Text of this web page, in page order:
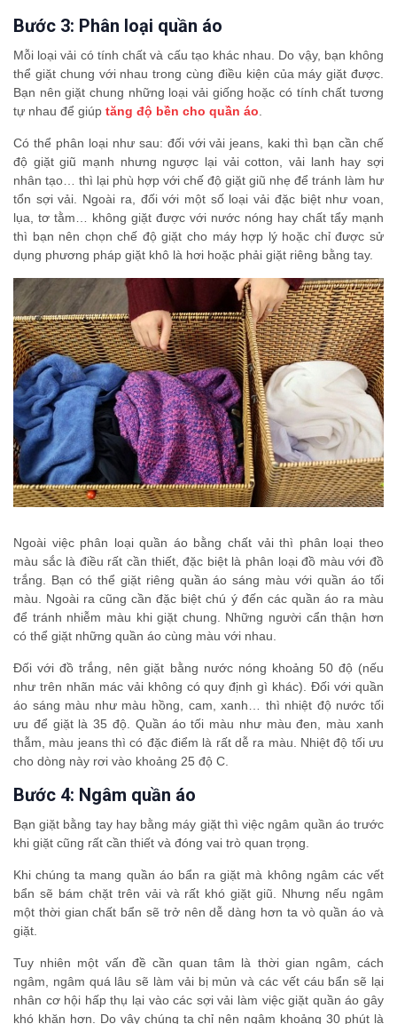
Bước 3: Phân loại quần áo
Mỗi loại vải có tính chất và cấu tạo khác nhau. Do vậy, bạn không
thể giặt chung với nhau trong cùng điều kiện của máy giặt được.
Bạn nên giặt chung những loại vải giống hoặc có tính chất tương
tự nhau để giúp tăng độ bền cho quần áo
Có thể phân loại như sau: đối với vải jeans, kaki thì bạn cần chế
độ giặt giũ mạnh nhưng ngược lại vải cotton, vải lanh hay sợi
nhân tạo… thì lại phù hợp với chế độ giặt giũ nhẹ để tránh làm hư
tổn sợi vải. Ngoài ra, đối với một số loại vải đặc biệt như voan,
lụa, tơ tằm… không giặt được với nước nóng hay chất tẩy mạnh
thì bạn nên chọn chế độ giặt cho máy hợp lý hoặc chỉ được sử
dụng phương pháp giặt khô là hơi hoặc phải giặt riêng bằng tay.
Ngoài việc phân loại quần áo bằng chất vải thì phân loại theo
màu sắc là điều rất cần thiết, đặc biệt là phân loại đồ màu với đồ
trắng. Bạn có thể giặt riêng quần áo sáng màu với quần áo tối
màu. Ngoài ra cũng cần đặc biệt chú ý đến các quần áo ra màu
để tránh nhiễm màu khi giặt chung. Những người cẩn thận hơn
có thể giặt những quần áo cùng màu với nhau.
Đối với đồ trắng, nên giặt bằng nước nóng khoảng 50 độ (nếu
như trên nhãn mác vải không có quy định gì khác). Đối với quần
áo sáng màu như màu hồng, cam, xanh… thì nhiệt độ nước tối
ưu để giặt là 35 độ. Quần áo tối màu như màu đen, màu xanh
thẫm, màu jeans thì có đặc điểm là rất dễ ra màu. Nhiệt độ tối ưu
cho dòng này rơi vào khoảng 25 độ C.
Bước 4: Ngâm quần áo
Bạn giặt bằng tay hay bằng máy giặt thì việc ngâm quần áo trước
khi giặt cũng rất cần thiết và đóng vai trò quan trọng.
Khi chúng ta mang quần áo bẩn ra giặt mà không ngâm các vết
bẩn sẽ bám chặt trên vải và rất khó giặt giũ. Nhưng nếu ngâm
một thời gian chất bẩn sẽ trở nên dễ dàng hơn ta vò quần áo và
giặt.
Tuy nhiên một vấn đề cần quan tâm là thời gian ngâm, cách
ngâm, ngâm quá lâu sẽ làm vải bị mủn và các vết cáu bẩn sẽ lại
nhân cơ hội hấp thụ lại vào các sợi vải làm việc giặt quần áo gây
khó khăn hơn. Do vậy chúng ta chỉ nên ngâm khoảng 30 phút là